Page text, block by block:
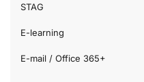
STAG
E-learning
E-mail / Office 365+